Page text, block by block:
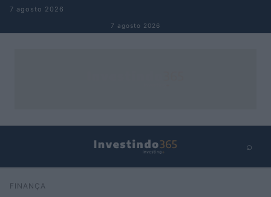
Pular para o conteúdo
7 agosto 2026
7 agosto 2026
⌕
Buscar
FINANÇA